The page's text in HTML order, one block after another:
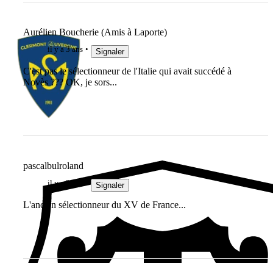
Aurélien Boucherie (Amis à Laporte)
il y a 3 ans Signaler
C'est pas le sélectionneur de l'Italie qui avait succédé à
Novès ??? OK, je sors...
pascalbulroland
il y a 3 ans Signaler
L'ancien sélectionneur du XV de France...